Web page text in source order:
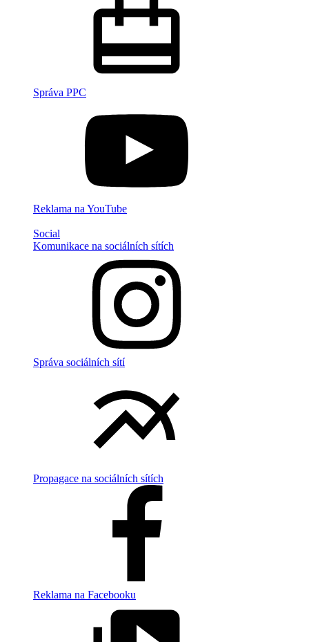
Správa PPC
Reklama na YouTube
Social
Komunikace na sociálních sítích
Správa sociálních sítí
Propagace na sociálních sítích
Reklama na Facebooku